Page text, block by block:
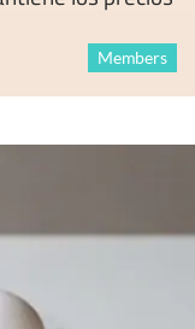
Members